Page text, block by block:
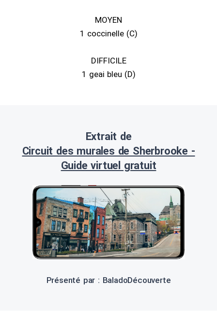
MOYEN
1 coccinelle (C)
DIFFICILE
1 geai bleu (D)
Extrait de
Circuit des murales de Sherbrooke -
Guide virtuel gratuit
Présenté par : BaladoDécouverte